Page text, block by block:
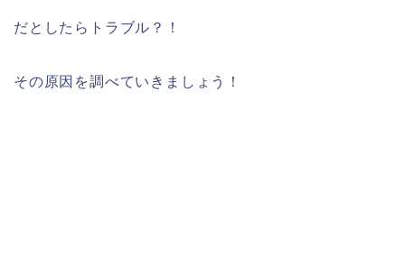
だとしたらトラブル？！
その原因を調べていきましょう！